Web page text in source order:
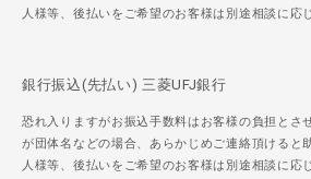
人様等、後払いをご希望のお客様は別途相談に応
銀行振込(先払い) 三菱UFJ銀行
恐れ入りますがお振込手数料はお客様の負担とさ
が団体名などの場合、あらかじめご連絡頂けると
人様等、後払いをご希望のお客様は別途相談に応